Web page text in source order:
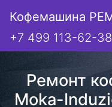
Кофемашина
+7 499 113-62-38
Ремонт
Moka-